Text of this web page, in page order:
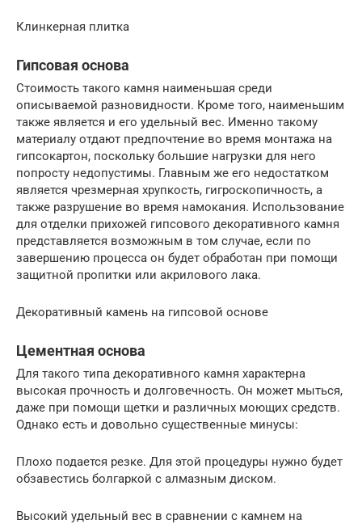
Клинкерная плитка
Гипсовая основа
Стоимость такого камня наименьшая среди
описываемой разновидности. Кроме того, наименьшим
также является и его удельный вес. Именно такому
материалу отдают предпочтение во время монтажа на
гипсокартон, поскольку большие нагрузки для него
попросту недопустимы. Главным же его недостатком
является чрезмерная хрупкость, гигроскопичность, а
также разрушение во время намокания. Использование
для отделки прихожей гипсового декоративного камня
представляется возможным в том случае, если по
завершению процесса он будет обработан при помощи
защитной пропитки или акрилового лака.
Декоративный камень на гипсовой основе
Цементная основа
Для такого типа декоративного камня характерна
высокая прочность и долговечность. Он может мыться,
даже при помощи щетки и различных моющих средств.
Однако есть и довольно существенные минусы:
Плохо подается резке. Для этой процедуры нужно будет
обзавестись болгаркой с алмазным диском.
Высокий удельный вес в сравнении с камнем на